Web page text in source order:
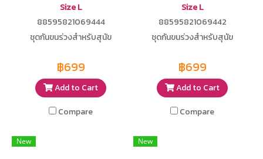
Size L
88595821069444
ชุดกันขนร่วงสำหรับสุนัข
฿699
Add to Cart
Compare
Size L
88595821069442
ชุดกันขนร่วงสำหรับสุนัข
฿699
Add to Cart
Compare
New New